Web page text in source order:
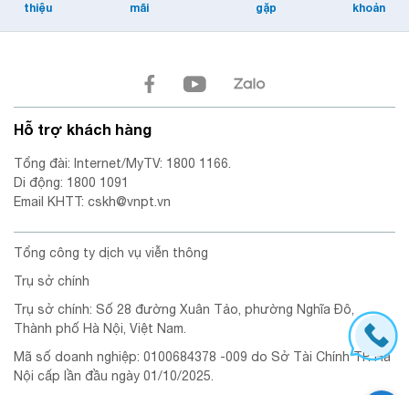
thiệu
mãi
gặp
khoản
Hỗ trợ khách hàng
Tổng đài: Internet/MyTV: 1800 1166.
Di động: 1800 1091
Email KHTT: cskh@vnpt.vn
Tổng công ty dịch vụ viễn thông
Trụ sở chính
Trụ sở chính: Số 28 đường Xuân Tảo, phường Nghĩa Đô,
Thành phố Hà Nội, Việt Nam.
Mã số doanh nghiệp: 0100684378 -009 do Sở Tài Chính TP. Hà
Nội cấp lần đầu ngày 01/10/2025.